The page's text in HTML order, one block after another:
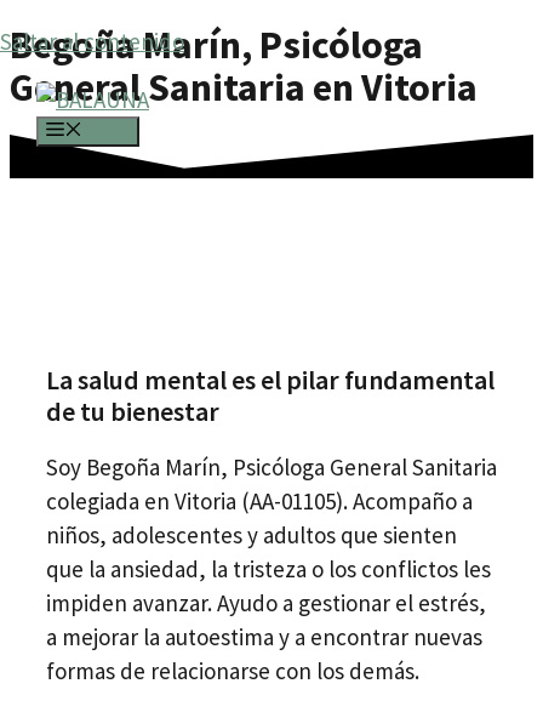
Saltar al contenido
Begoña Marín, Psicóloga
General Sanitaria en Vitoria
La salud mental es el pilar fundamental
de tu bienestar
Soy Begoña Marín, Psicóloga General Sanitaria
colegiada en Vitoria (AA-01105). Acompaño a
niños, adolescentes y adultos que sienten
que la ansiedad, la tristeza o los conflictos les
impiden avanzar. Ayudo a gestionar el estrés,
a mejorar la autoestima y a encontrar nuevas
formas de relacionarse con los demás.